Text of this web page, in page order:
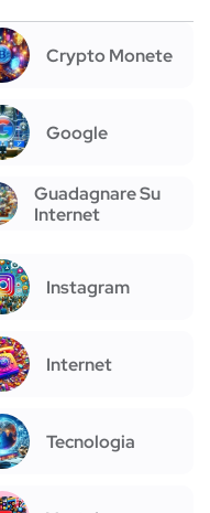
Crypto Monete
Google
Guadagnare Su
Internet
Instagram
Internet
Tecnologia